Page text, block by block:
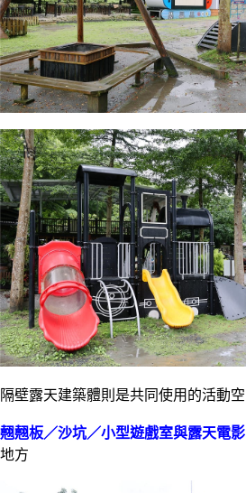
隔壁露天建築體則是共同使用的活動
翹翹板／沙坑／小型遊戲室與露天電
地方